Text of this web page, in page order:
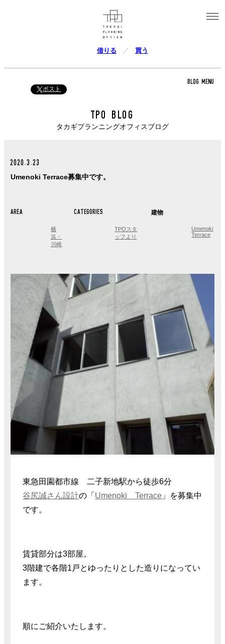
借りる 買う
ポスト
BLOG MENU
TPO BLOG
タカギプランニングオフィスブログ
2020.3.23
Umenoki Terrace募集中です。
AREA
横
浜・
川崎
CATEGORIES
TPOスタ
ッフより
建物
Umenoki
Terrace
東急田園都市線 二子新地駅から徒歩6分
谷尻誠さん設計の「 Umenoki Terrace 」を募集中
です。
賃貸部分は3部屋。
3階建で各階1戸とゆったりとした造りになってい
ます。
順にご紹介いたします。